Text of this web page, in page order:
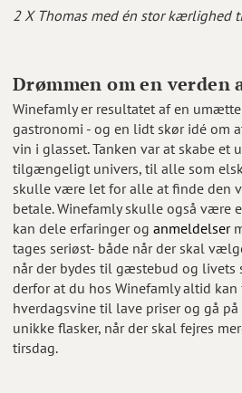
2 X Thomas med én stor kærlighed
Drømmen om en verden
Winefamly er resultatet af en
gastronomi - og en lidt skør idé om
vin i glasset. Tanken var at skabe et
tilgængeligt univers, til alle som
skulle være let for alle at finde den
betale. Winefamly skulle også være
kan dele erfaringer og anmeldelser
tages seriøst- både når der skal
når der bydes til gæstebud og livets
derfor at du hos Winefamly altid
hverdagsvine til lave priser og gå
unikke flasker, når der skal fejres
tirsdag.